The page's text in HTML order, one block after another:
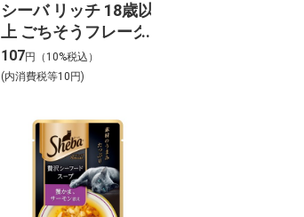
シーバ リッチ 18歳以
上 ごちそうフレーク
贅沢お魚ミックス ま
ぐろ・たい入り 35g
107円（10%税込）
(内消費税等10円)